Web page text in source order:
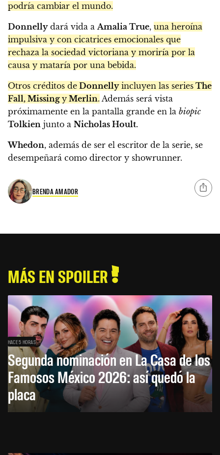
podría cambiar el mundo.
Donnellydará vida a Amalia True, una heroína
impulsiva y con cicatrices emocionales que
rechaza la sociedad victoriana y moriría por la
causa y mataría por una bebida.
Otros créditos de Donnellyincluyen las series The
Fall, Missing y Merlin. Además será vista
próximamente en la pantalla grande en la biopic
Tolkien junto a Nicholas Hoult.
Whedon, además de ser el escritor de la serie, se
desempeñará como director y showrunner.
BRENDA AMADOR
MÁS EN SPOILER
HACE 5 HORAS
Segunda nominación en La Casa de los
Famosos México 2026: así quedó la
placa